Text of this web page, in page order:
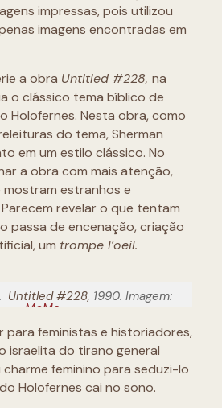
impressas, pois utilizou
imagens encontradas em
a obra Untitled #228, na
o clássico tema bíblico de
Holofernes. Nesta obra, como
do tema, Sherman
em um estilo clássico. No
a obra com mais atenção,
mostram estranhos e
revelar o que tentam
passa de encenação, criação
um trompe l’oeil.
Untitled #228, 1990. Imagem:
MoMa
para feministas e historiadores,
israelita do tirano general
feminino para seduzi-lo
Holofernes cai no sono.